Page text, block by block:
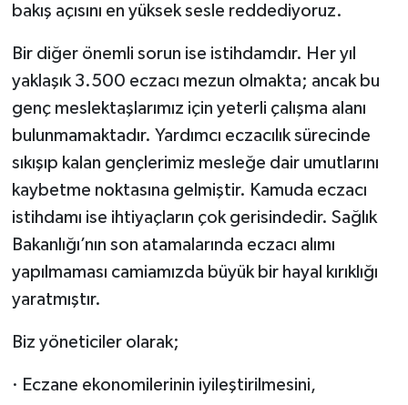
bakış açısını en yüksek sesle reddediyoruz.
Bir diğer önemli sorun ise istihdamdır. Her yıl
yaklaşık 3.500 eczacı mezun olmakta; ancak bu
genç meslektaşlarımız için yeterli çalışma alanı
bulunmamaktadır. Yardımcı eczacılık sürecinde
sıkışıp kalan gençlerimiz mesleğe dair umutlarını
kaybetme noktasına gelmiştir. Kamuda eczacı
istihdamı ise ihtiyaçların çok gerisindedir. Sağlık
Bakanlığı’nın son atamalarında eczacı alımı
yapılmaması camiamızda büyük bir hayal kırıklığı
yaratmıştır.
Biz yöneticiler olarak;
· Eczane ekonomilerinin iyileştirilmesini,